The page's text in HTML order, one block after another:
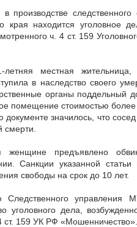
производстве
края находится уголовное
ч. 4 ст. 159
летняя местная
в наследство своего
органы поддельный
помещение стоимостью
документе значилось, что
смерти.
женщине предъявлено
Санкции указанной
свободы на срок до 10 лет.
Следственного управления
уголовного дела,
ст. 159 УК РФ «Мошенничество».